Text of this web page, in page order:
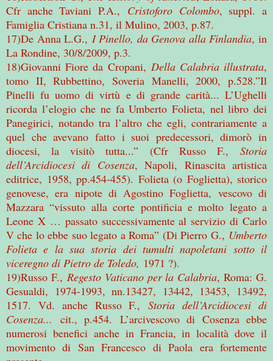
Cfr anche Taviani P.A., Cristoforo Colombo, suppl. a
Famiglia Cristiana n.31, il Mulino, 2003, p.87.
17)De Anna L.G., I Pinello, da Genova alla Finlandia, in
La Rondine, 30/8/2009, p.3.
18)Giovanni Fiore da Cropani, Della Calabria illustrata,
tomo II, Rubbettino, Soveria Manelli, 2000, p.528.”Il
Pinelli fu uomo di virtù e di grande carità... L’Ughelli
ricorda l’elogio che ne fa Umberto Folieta, nel libro dei
Panegirici, notando tra l’altro che egli, contrariamente a
quel che avevano fatto i suoi predecessori, dimorò in
diocesi, la visitò tutta...” (Cfr Russo F., Storia
dell’Arcidiocesi di Cosenza, Napoli, Rinascita artistica
editrice, 1958, pp.454-455). Folieta (o Foglietta), storico
genovese, era nipote di Agostino Foglietta, vescovo di
Mazzara “vissuto alla corte pontificia e molto legato a
Leone X … passato successivamente al servizio di Carlo
V che lo ebbe suo legato a Roma” (Di Pierro G., Umberto
Folieta e la sua storia dei tumulti napoletani sotto il
viceregno di Pietro de Toledo, 1971 ?).
19)Russo F., Regesto Vaticano per la Calabria, Roma: G.
Gesualdi, 1974-1993, nn.13427, 13442, 13453, 13492,
1517. Vd. anche Russo F.,Storia dell’Arcidiocesi di
Cosenza... cit., p.454. L’arcivescovo di Cosenza ebbe
numerosi benefici anche in Francia, in località dove il
movimento di San Francesco di Paola era fortemente